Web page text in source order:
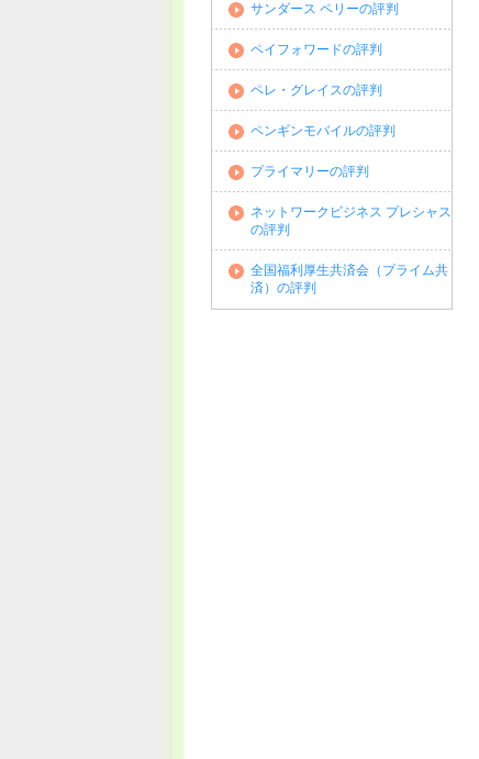
サンダース ペリーの評判
ペイフォワードの評判
ペレ・グレイスの評判
ペンギンモバイルの評判
プライマリーの評判
ネットワークビジネス プレシャス
の評判
全国福利厚生共済会（プライム共
済）の評判